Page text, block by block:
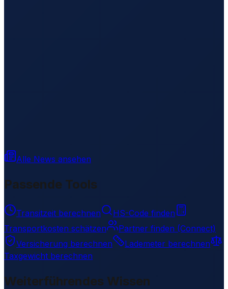
Alle News ansehen
Passende Tools
Transitzeit berechnen
HS-Code finden
Transportkosten schätzen
Partner finden (Connect)
Versicherung berechnen
Lademeter berechnen
Taxgewicht berechnen
Weiterführendes Wissen